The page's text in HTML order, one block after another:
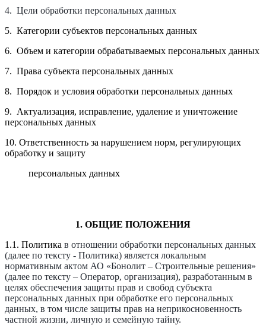
4. Цели обработки персональных данных
5. Категории субъектов персональных данных
6. Объем и категории обрабатываемых персональных данных
7. Права субъекта персональных данных
8. Порядок и условия обработки персональных данных
9. Актуализация, исправление, удаление и уничтожение
персональных данных
10. Ответственность за нарушением норм, регулирующих
обработку и защиту
персональных данных
1. ОБЩИЕ ПОЛОЖЕНИЯ
1.1. Политика в отношении обработки персональных данных
(далее по тексту - Политика) является локальным
нормативным актом АО «Бонолит – Строительные решения»
(далее по тексту – Оператор, организация), разработанным в
целях обеспечения защиты прав и свобод субъекта
персональных данных при обработке его персональных
данных, в том числе защиты прав на неприкосновенность
частной жизни, личную и семейную тайну.